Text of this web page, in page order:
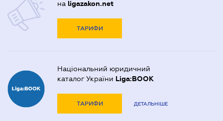
на ligazakon.net
ТАРИФИ
Національний юридичний
каталог України Liga:BOOK
ТАРИФИ ДЕТАЛЬНІШЕ